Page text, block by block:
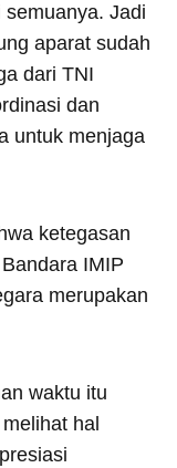
Jadi
aparat sudah
dari TNI
dan
untuk menjaga
ketegasan
IMIP
merupakan
waktu itu
hal